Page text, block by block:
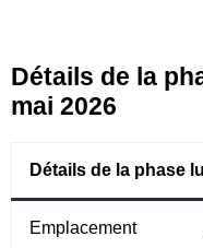
Détails de la
mai 2026
Détails de la phase
Emplacement